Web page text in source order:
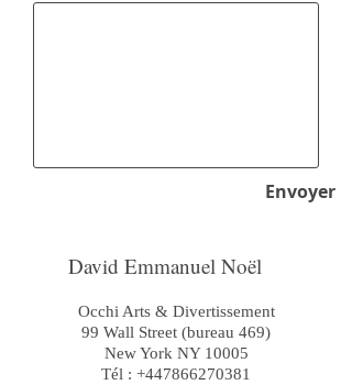
Envoyer
David Emmanuel Noël
Occhi Arts & Divertissement
99 Wall Street (bureau 469)
New York NY 10005
Tél : +447866270381